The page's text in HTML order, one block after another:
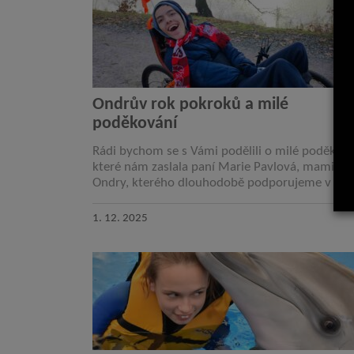
Ondrův rok pokroků a milé
poděkování
Rádi bychom se s Vámi podělili o milé
které nám zaslala paní Marie Pavlová, maminka
Ondry, kterého dlouhodobě podporujeme v jeho
den, chtěla…
1. 12. 2025